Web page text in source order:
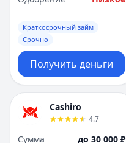
Краткосрочный займ
Срочно
Получить деньги
Cashiro
4.7
Сумма
до 30 000 ₽